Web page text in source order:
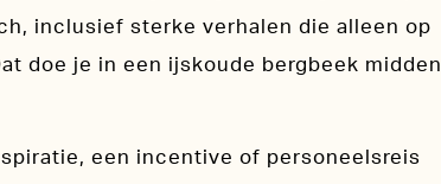
inclusief sterke verhalen die alleen op
doe je in een ijskoude bergbeek midden
een incentive of personeelsreis